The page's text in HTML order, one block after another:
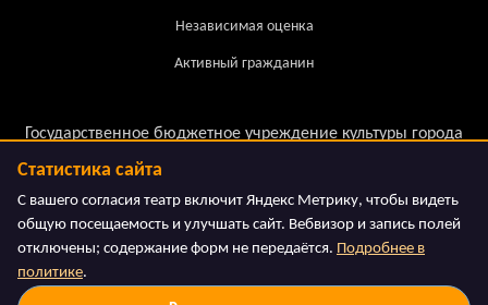
Независимая оценка
Активный гражданин
Государственное бюджетное учреждение культуры города
Статистика сайта
С вашего согласия театр включит Яндекс Метрику, чтобы видеть
общую посещаемость и улучшать сайт. Вебвизор и запись полей
отключены; содержание форм не передаётся. Подробнее в
политике.